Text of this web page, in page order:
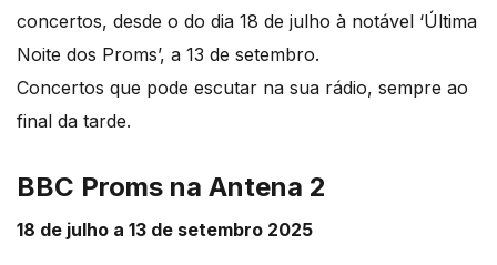
concertos, desde o do dia 18 de julho à notável ‘Última
Noite dos Proms’, a 13 de setembro.
Concertos que pode escutar na sua rádio, sempre ao
final da tarde.
BBC Proms na Antena 2
18 de julho a 13 de setembro 2025